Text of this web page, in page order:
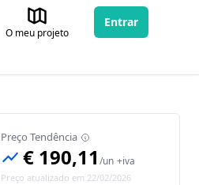
O meu projeto
Entrar
Preço Tendência
€ 190,11 /un +iva
Preço atualizado em 22/02/2026